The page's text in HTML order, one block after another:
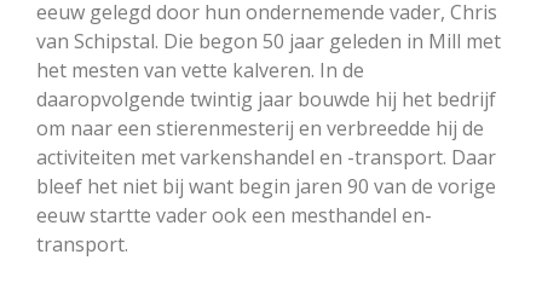
eeuw gelegd door hun ondernemende vader, Chris
van Schipstal. Die begon 50 jaar geleden in Mill met
het mesten van vette kalveren. In de
daaropvolgende twintig jaar bouwde hij het bedrijf
om naar een stierenmesterij en verbreedde hij de
activiteiten met varkenshandel en -transport. Daar
bleef het niet bij want begin jaren 90 van de vorige
eeuw startte vader ook een mesthandel en-
transport.